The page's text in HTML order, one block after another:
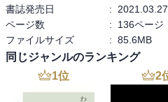
書誌発売日
:
2021.03.27
ページ数
:
136ページ
ファイルサイズ
: 85.6MB
同じジャンルのランキング
1位 2